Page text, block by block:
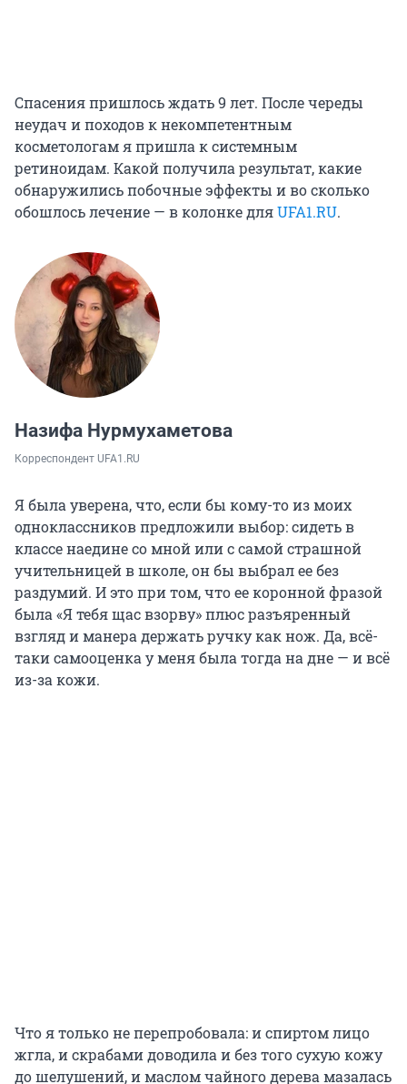
Спасения пришлось ждать 9 лет. После череды
неудач и походов к некомпетентным
косметологам я пришла к системным
ретиноидам. Какой получила результат, какие
обнаружились побочные эффекты и во сколько
обошлось лечение — в колонке дляUFA1.RU.
Назифа Нурмухаметова
Корреспондент UFA1.RU
Я была уверена, что, если бы кому-то из моих
одноклассников предложили выбор: сидеть в
классе наедине со мной или с самой страшной
учительницей в школе, он бы выбрал ее без
раздумий. И это при том, что ее коронной фразой
была «Я тебя щас взорву» плюс разъяренный
взгляд и манера держать ручку как нож. Да, всё-
таки самооценка у меня была тогда на дне — и всё
из-за кожи.
Что я только не перепробовала: и спиртом лицо
жгла, и скрабами доводила и без того сухую кожу
до шелушений, и маслом чайного дерева мазалась